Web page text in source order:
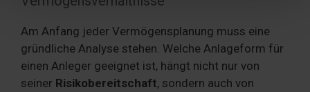
Partner führen diese Informationen möglicherweise mit
weiteren Daten zusammen, die Sie ihnen bereitgestellt
haben oder die sie im Rahmen Ihrer Nutzung der Dienste
gesammelt haben. Sie geben Einwilligung zu unseren
Cookies, wenn Sie unsere Webseite weiterhin nutzen.
Am Anfang jeder Vermögensplanung muss eine
gründliche Analyse stehen. Welche Anlageform für
einen Anleger geeignet ist, hängt nicht nur von
seiner Risikobereitschaft, sondern auch von